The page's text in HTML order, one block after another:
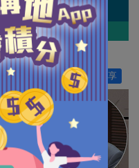
得實際。
作者其他博評
分享
19